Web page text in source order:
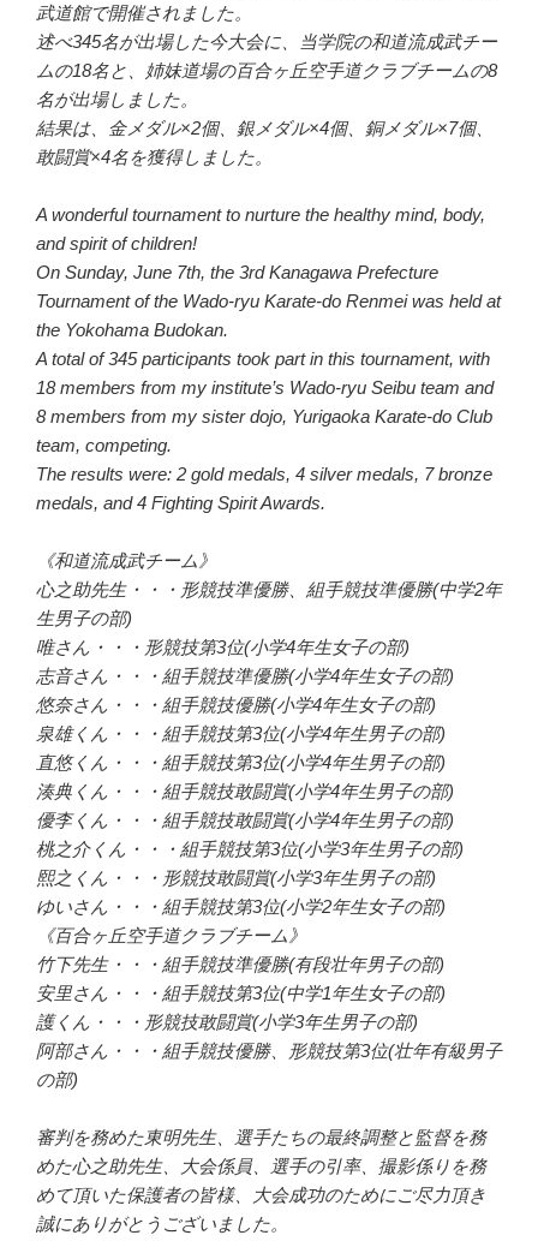
武道館で開催されました。
述べ345名が出場した今大会に、当学院の和道流成武チー
ムの18名と、姉妹道場の百合ヶ丘空手道クラブチームの8
名が出場しました。
結果は、金メダル×2個、銀メダル×4個、銅メダル×7個、
敢闘賞×4名を獲得しました。
A wonderful tournament to nurture the healthy mind, body,
and spirit of children!
On Sunday, June 7th, the 3rd Kanagawa Prefecture
Tournament of the Wado-ryu Karate-do Renmei was held at
the Yokohama Budokan.
A total of 345 participants took part in this tournament, with
18 members from my institute’s Wado-ryu Seibu team and
8 members from my sister dojo, Yurigaoka Karate-do Club
team, competing.
The results were: 2 gold medals, 4 silver medals, 7 bronze
medals, and 4 Fighting Spirit Awards.
《和道流成武チーム》
心之助先生・・・形競技準優勝、組手競技準優勝(中学2年
生男子の部)
唯さん・・・形競技第3位(小学4年生女子の部)
志音さん・・・組手競技準優勝(小学4年生女子の部)
悠奈さん・・・組手競技優勝(小学4年生女子の部)
泉雄くん・・・組手競技第3位(小学4年生男子の部)
直悠くん・・・組手競技第3位(小学4年生男子の部)
湊典くん・・・組手競技敢闘賞(小学4年生男子の部)
優李くん・・・組手競技敢闘賞(小学4年生男子の部)
桃之介くん・・・組手競技第3位(小学3年生男子の部)
熙之くん・・・形競技敢闘賞(小学3年生男子の部)
ゆいさん・・・組手競技第3位(小学2年生女子の部)
《百合ヶ丘空手道クラブチーム》
竹下先生・・・組手競技準優勝(有段壮年男子の部)
安里さん・・・組手競技第3位(中学1年生女子の部)
護くん・・・形競技敢闘賞(小学3年生男子の部)
阿部さん・・・組手競技優勝、形競技第3位(壮年有級男子
の部)
審判を務めた東明先生、選手たちの最終調整と監督を務
めた心之助先生、大会係員、選手の引率、撮影係りを務
めて頂いた保護者の皆様、大会成功のためにご尽力頂き
誠にありがとうございました。